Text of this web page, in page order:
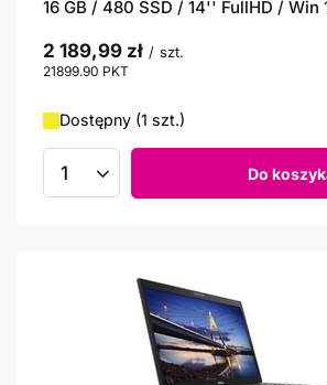
16 GB / 480 SSD / 14'' FullHD / Win
2 189,99 zł / szt.
21899.90 PKT
Dostępny (1 szt.)
Ilość produktów Do